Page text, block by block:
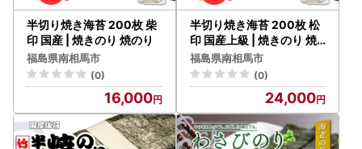
半切り焼き海苔 200枚 柴
印 国産 | 焼きのり 焼のり
福島県南相馬市
(0)
16,000
半切り焼き海苔 200枚 松
印 国産上級 | 焼きのり 焼
のり
福島県南相馬市
(0)
24,000